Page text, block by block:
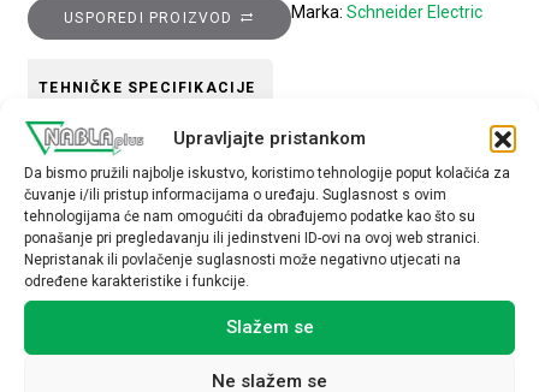
Upravljajte pristankom
Da bismo pružili najbolje iskustvo, koristimo tehnologije poput kolačića za
čuvanje i/ili pristup informacijama o uređaju. Suglasnost s ovim
tehnologijama će nam omogućiti da obrađujemo podatke kao što su
ponašanje pri pregledavanju ili jedinstveni ID-ovi na ovoj web stranici.
Nepristanak ili povlačenje suglasnosti može negativno utjecati na
određene karakteristike i funkcije.
Slažem se
Ne slažem se
USPOREDI PROIZVOD Marka: Schneider Electric
TEHNIČKE SPECIFIKACIJE
Tip opreme
komplet ključeva
Povezani proizvodi